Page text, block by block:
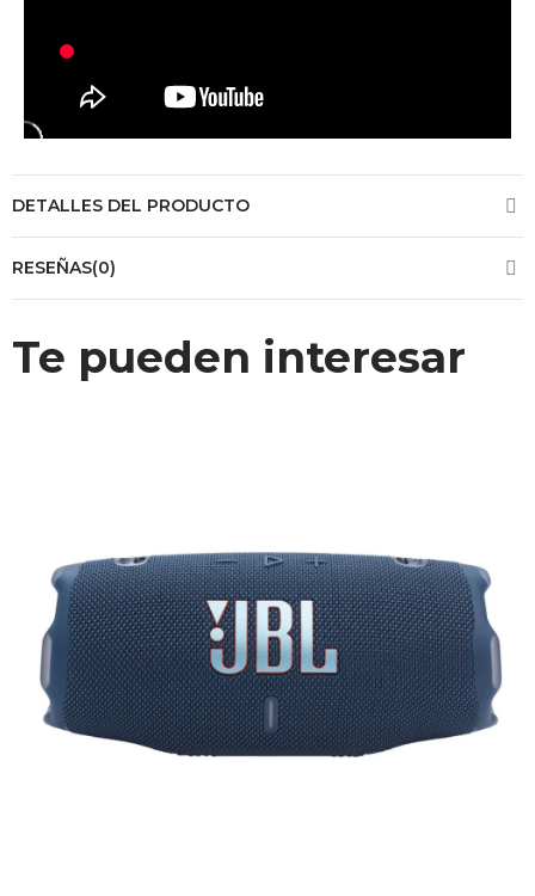
DETALLES DEL PRODUCTO
RESEÑAS(0)
Te pueden interesar